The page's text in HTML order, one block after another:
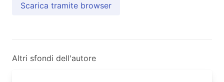
Scarica tramite browser
Altri sfondi dell'autore